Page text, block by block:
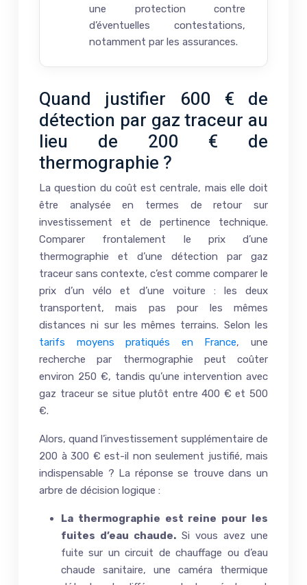
une protection contre
d’éventuelles contestations,
notamment par les assurances.
Quand justifier 600 € de
détection par gaz traceur au
lieu de 200 € de
thermographie ?
La question du coût est centrale, mais elle doit
être analysée en termes de retour sur
investissement et de pertinence technique.
Comparer frontalement le prix d’une
thermographie et d’une détection par gaz
traceur sans contexte, c’est comme comparer le
prix d’un vélo et d’une voiture : les deux
transportent, mais pas pour les mêmes
distances ni sur les mêmes terrains. Selon les
tarifs moyens pratiqués en France, une
recherche par thermographie peut coûter
environ 250 €, tandis qu’une intervention avec
gaz traceur se situe plutôt entre 400 € et 500
€.
Alors, quand l’investissement supplémentaire de
200 à 300 € est-il non seulement justifié, mais
indispensable ? La réponse se trouve dans un
arbre de décision logique :
La thermographie est reine pour les
fuites d’eau chaude. Si vous avez une
fuite sur un circuit de chauffage ou d’eau
chaude sanitaire, une caméra thermique